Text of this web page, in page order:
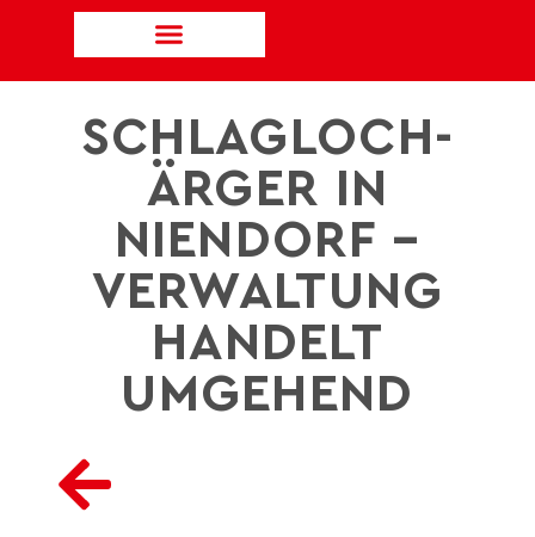
SCHLAGLOCH-
ÄRGER IN
NIENDORF –
VERWALTUNG
HANDELT
UMGEHEND